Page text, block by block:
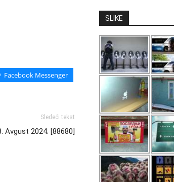
Facebook Messenger
Sledeći tekst
Avgust 2024. [88680]
SLIKE